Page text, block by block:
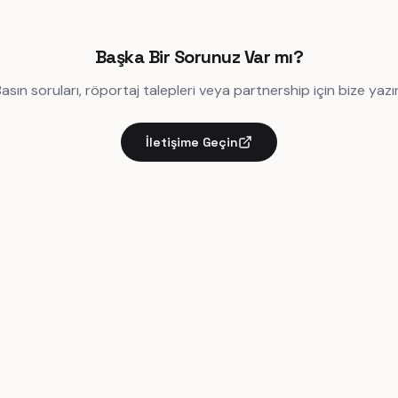
Başka Bir Sorunuz Var mı?
soruları, röportaj talepleri veya partnership için bize
İletişime Geçin